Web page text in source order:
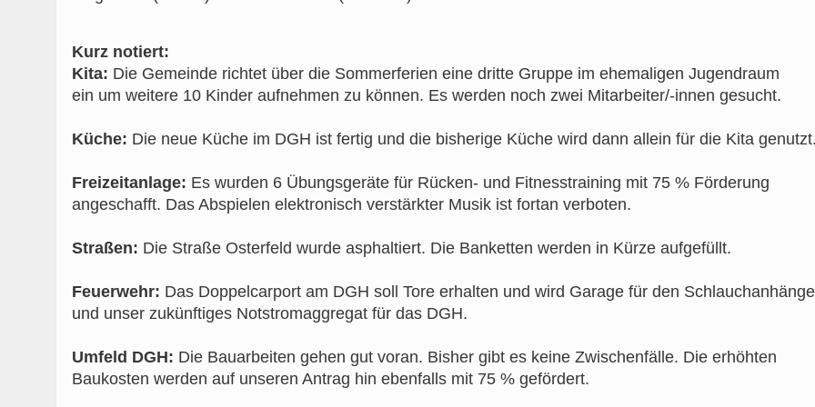
Kurz notiert:
Kita: Die Gemeinde richtet über die Sommerferien eine dritte Gruppe im ehemaligen Jugendraum
ein um weitere 10 Kinder aufnehmen zu können. Es werden noch zwei Mitarbeiter/-innen gesucht.
Küche: Die neue Küche im DGH ist fertig und die bisherige Küche wird dann allein für die Kita
Freizeitanlage: Es wurden 6 Übungsgeräte für Rücken- und Fitnesstraining mit 75 % Förderung
angeschafft. Das Abspielen elektronisch verstärkter Musik ist fortan verboten.
Straßen: Die Straße Osterfeld wurde asphaltiert. Die Banketten werden in Kürze aufgefüllt.
Feuerwehr: Das Doppelcarport am DGH soll Tore erhalten und wird Garage für den
und unser zukünftiges Notstromaggregat für das DGH.
Umfeld DGH: Die Bauarbeiten gehen gut voran. Bisher gibt es keine Zwischenfälle. Die erhöhten
Baukosten werden auf unseren Antrag hin ebenfalls mit 75 % gefördert.